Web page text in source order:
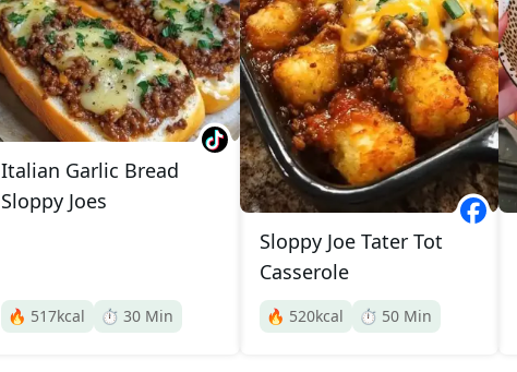
Italian Garlic Bread
Sloppy Joes
🔥 517kcal ⏱️ 30 Min
Sloppy Joe Tater Tot
Casserole
🔥 520kcal ⏱️ 50 Min